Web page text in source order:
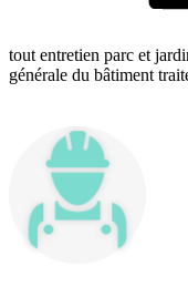
tout entretien parc et
générale du bâtiment